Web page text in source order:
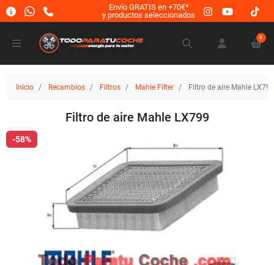
Envío GRATIS en +70€*
y productos seleccionados
0
Inicio Recambios Filtros Mahle Filter Filtro de aire Mahle LX799
Filtro de aire Mahle LX799
-58%